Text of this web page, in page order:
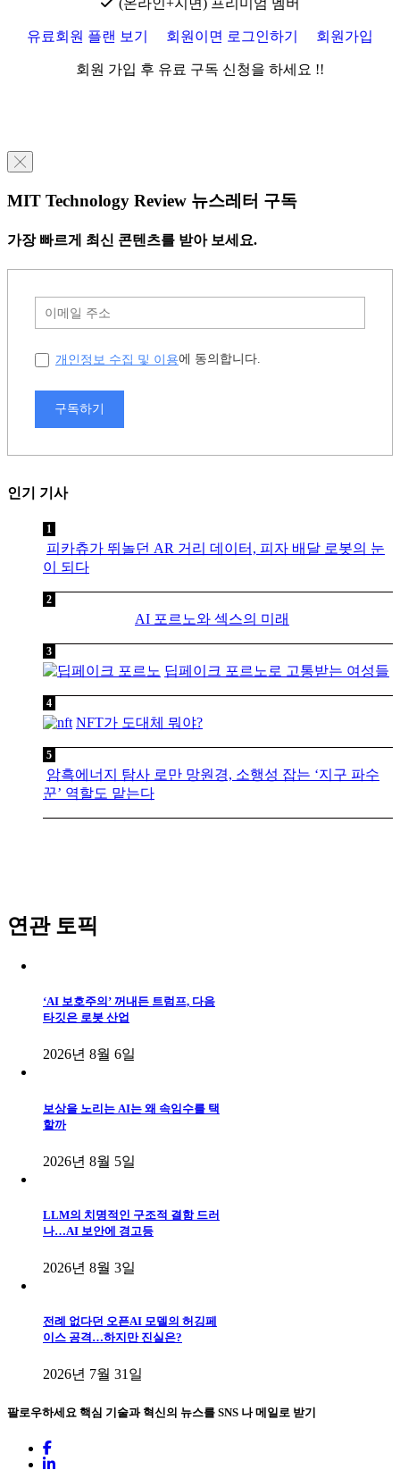
(온라인+지면) 프리미엄 멤버
유료회원 플랜 보기 회원이면 로그인하기 회원가입
회원 가입 후 유료 구독 신청을 하세요 !!
╳
MIT Technology Review 뉴스레터 구독
가장 빠르게 최신 콘텐츠를 받아 보세요.
개인정보 수집 및 이용에 동의합니다.
구독하기
인기 기사
피카츄가 뛰놀던 AR 거리 데이터, 피자 배달 로봇의 눈
이 되다
AI 포르노와 섹스의 미래
딥페이크 포르노로 고통받는 여성들
NFT가 도대체 뭐야?
암흑에너지 탐사 로만 망원경, 소행성 잡는 ‘지구 파수
꾼’ 역할도 맡는다
연관 토픽
‘AI 보호주의’ 꺼내든 트럼프, 다음
타깃은 로봇 산업
2026년 8월 6일
보상을 노리는 AI는 왜 속임수를 택
할까
2026년 8월 5일
LLM의 치명적인 구조적 결함 드러
나…AI 보안에 경고등
2026년 8월 3일
전례 없다던 오픈AI 모델의 허깅페
이스 공격…하지만 진실은?
2026년 7월 31일
팔로우하세요 핵심 기술과 혁신의 뉴스를 SNS 나 메일로 받기